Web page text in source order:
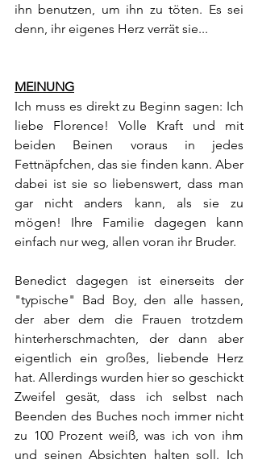
ihn benutzen, um ihn zu töten. Es sei
denn, ihr eigenes Herz verrät sie...
MEINUNG
Ich muss es direkt zu Beginn sagen: Ich
liebe Florence! Volle Kraft und mit
beiden Beinen voraus in jedes
Fettnäpfchen, das sie finden kann. Aber
dabei ist sie so liebenswert, dass man
gar nicht anders kann, als sie zu
mögen! Ihre Familie dagegen kann
einfach nur weg, allen voran ihr Bruder.
Benedict dagegen ist einerseits der
"typische" Bad Boy, den alle hassen,
der aber dem die Frauen trotzdem
hinterherschmachten, der dann aber
eigentlich ein großes, liebende Herz
hat. Allerdings wurden hier so geschickt
Zweifel gesät, dass ich selbst nach
Beenden des Buches noch immer nicht
zu 100 Prozent weiß, was ich von ihm
und seinen Absichten halten soll. Ich